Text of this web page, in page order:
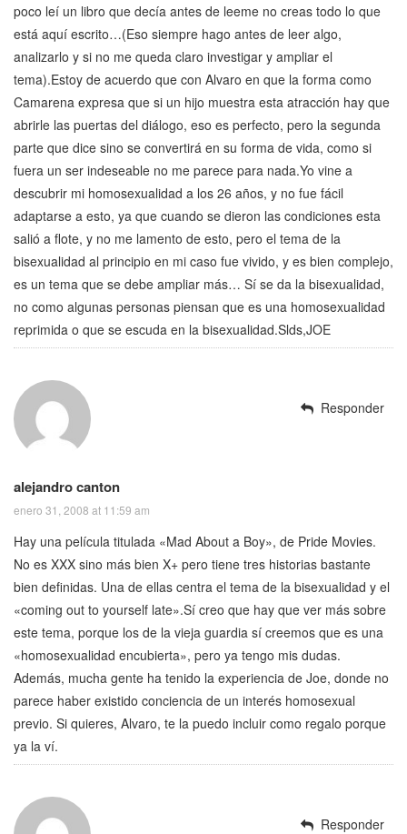
poco leí un libro que decía antes de leeme no creas todo lo que
está aquí escrito…(Eso siempre hago antes de leer algo,
analizarlo y si no me queda claro investigar y ampliar el
tema).Estoy de acuerdo que con Alvaro en que la forma como
Camarena expresa que si un hijo muestra esta atracción hay que
abrirle las puertas del diálogo, eso es perfecto, pero la segunda
parte que dice sino se convertirá en su forma de vida, como si
fuera un ser indeseable no me parece para nada.Yo vine a
descubrir mi homosexualidad a los 26 años, y no fue fácil
adaptarse a esto, ya que cuando se dieron las condiciones esta
salió a flote, y no me lamento de esto, pero el tema de la
bisexualidad al principio en mi caso fue vivido, y es bien complejo,
es un tema que se debe ampliar más… Sí se da la bisexualidad,
no como algunas personas piensan que es una homosexualidad
reprimida o que se escuda en la bisexualidad.Slds,JOE
alejandro canton
enero 31, 2008 at 11:59 am
Hay una película titulada «Mad About a Boy», de Pride Movies.
No es XXX sino más bien X+ pero tiene tres historias bastante
bien definidas. Una de ellas centra el tema de la bisexualidad y el
«coming out to yourself late».Sí creo que hay que ver más sobre
este tema, porque los de la vieja guardia sí creemos que es una
«homosexualidad encubierta», pero ya tengo mis dudas.
Además, mucha gente ha tenido la experiencia de Joe, donde no
parece haber existido conciencia de un interés homosexual
previo. Si quieres, Alvaro, te la puedo incluir como regalo porque
ya la ví.
Responder
Responder